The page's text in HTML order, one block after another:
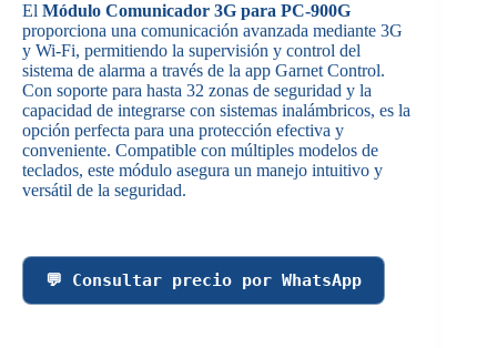
El Módulo Comunicador 3G para PC-900G
proporciona una comunicación avanzada mediante 3G
y Wi-Fi, permitiendo la supervisión y control del
sistema de alarma a través de la app Garnet Control.
Con soporte para hasta 32 zonas de seguridad y la
capacidad de integrarse con sistemas inalámbricos, es la
opción perfecta para una protección efectiva y
conveniente. Compatible con múltiples modelos de
teclados, este módulo asegura un manejo intuitivo y
versátil de la seguridad.
💬 Consultar precio por WhatsApp